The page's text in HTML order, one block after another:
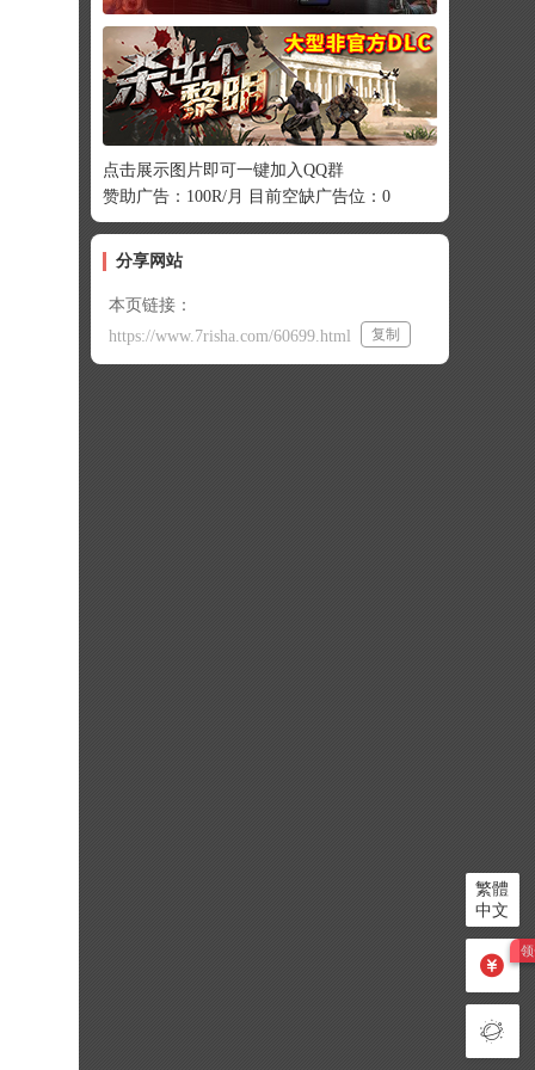
点击展示图片即可一键加入QQ群
赞助广告：100R/月 目前空缺广告位：0
分享网站
本页链接：
https://www.7risha.com/60699.html
复制
繁體
中文